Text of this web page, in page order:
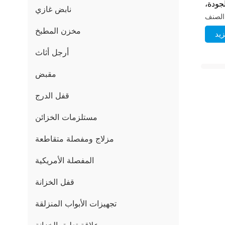
نابض غازي
مخزن المطبخ
أرجل أثاث
مقبض
قفل الدرج
مستلزمات الخزائن
مزلاج ومفصلة متقاطعة
المفصلة الأمريكية
قفل الخزانة
تجهيزات الأبواب المنزلقة
أثاث